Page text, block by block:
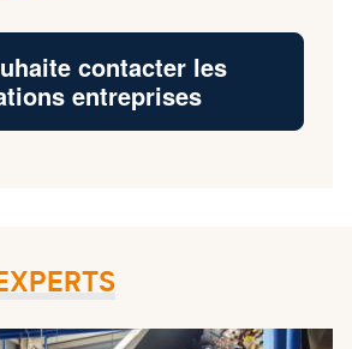
contacter les
entreprises